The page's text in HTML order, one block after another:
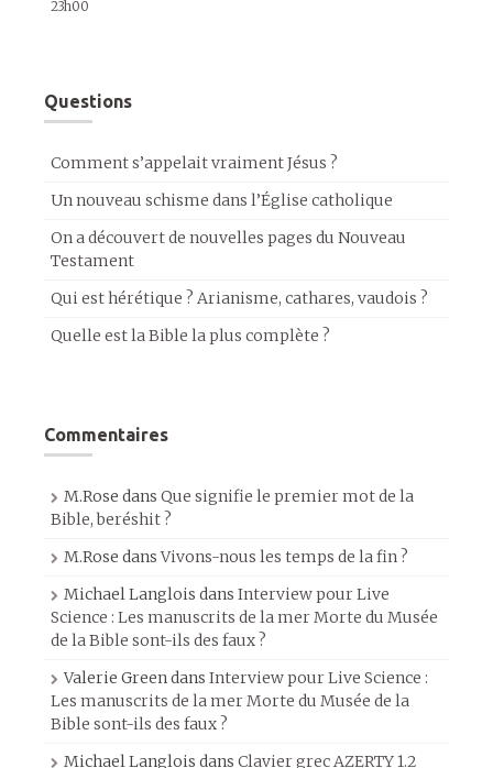
23h00
Questions
Comment s’appelait vraiment Jésus ?
Un nouveau schisme dans l’Église catholique
On a découvert de nouvelles pages du Nouveau
Testament
Qui est hérétique ? Arianisme, cathares, vaudois ?
Quelle est la Bible la plus complète ?
Commentaires
M.Rose dans Que signifie le premier mot de la
Bible, beréshit ?
M.Rose dansVivons-nous les temps de la fin ?
Michael Langlois dans Interview pour Live
Science : Les manuscrits de la mer Morte du Musée
de la Bible sont-ils des faux ?
Valerie Greendans Interview pour Live Science :
Les manuscrits de la mer Morte du Musée de la
Bible sont-ils des faux ?
Michael Langlois dans Clavier grec AZERTY 1.2